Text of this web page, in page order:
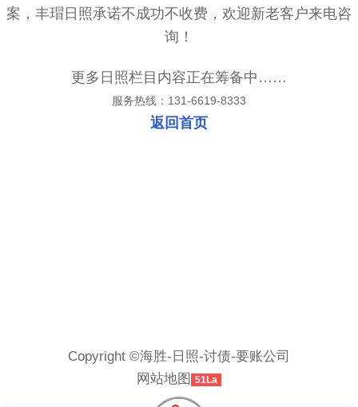
案，丰瑁日照承诺不成功不收费，欢迎新老客户来电咨
询！
更多日照栏目内容正在筹备中……
服务热线：131-6619-8333
返回首页
Copyright ©海胜-日照-讨债-要账公司
网站地图 51La